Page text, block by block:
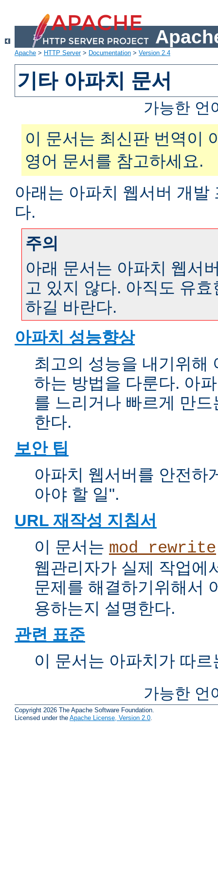
Apache > HTTP Server> Documentation > Version 2.4
기타 아파치 문서
가능한 언
이 문서는 최신판 번역이
영어 문서를 참고하세요.
아래는 아파치 웹서버 개
다.
주의
아래 문서는 아파치 웹서
고 있지 않다. 아직도 유
하길 바란다.
아파치 성능향상
최고의 성능을 내기위해
하는 방법을 다룬다. 아
를 느리거나 빠르게 만
한다.
보안 팁
아파치 웹서버를 안전하
아야 할 일".
URL 재작성 지침서
이 문서는 mod_rewrite
웹관리자가 실제 작업에
문제를 해결하기위해서
용하는지 설명한다.
관련 표준
이 문서는 아파치가 따
가능한 언
Copyright 2026 The Apache Software Foundation.
Licensed under the Apache License, Version 2.0